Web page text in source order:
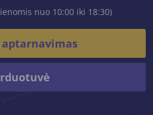
nuo 10:00 iki 18:30)